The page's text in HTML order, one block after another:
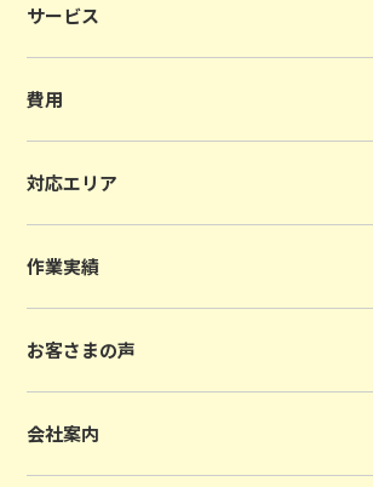
サービス
費用
対応エリア
作業実績
お客さまの声
会社案内